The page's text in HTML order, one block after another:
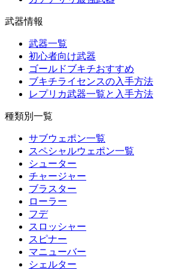
武器情報
武器一覧
初心者向け武器
ゴールドブキチおすすめ
ブキチライセンスの入手方法
レプリカ武器一覧と入手方法
種類別一覧
サブウェポン一覧
スペシャルウェポン一覧
シューター
チャージャー
ブラスター
ローラー
フデ
スロッシャー
スピナー
マニューバー
シェルター